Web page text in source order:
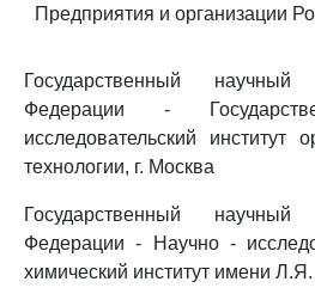
Предприятия и организации
Государственный
Федерации -
исследовательский институт
технологии, г. Москва
Государственный
Федерации - Научно -
химический институт имени